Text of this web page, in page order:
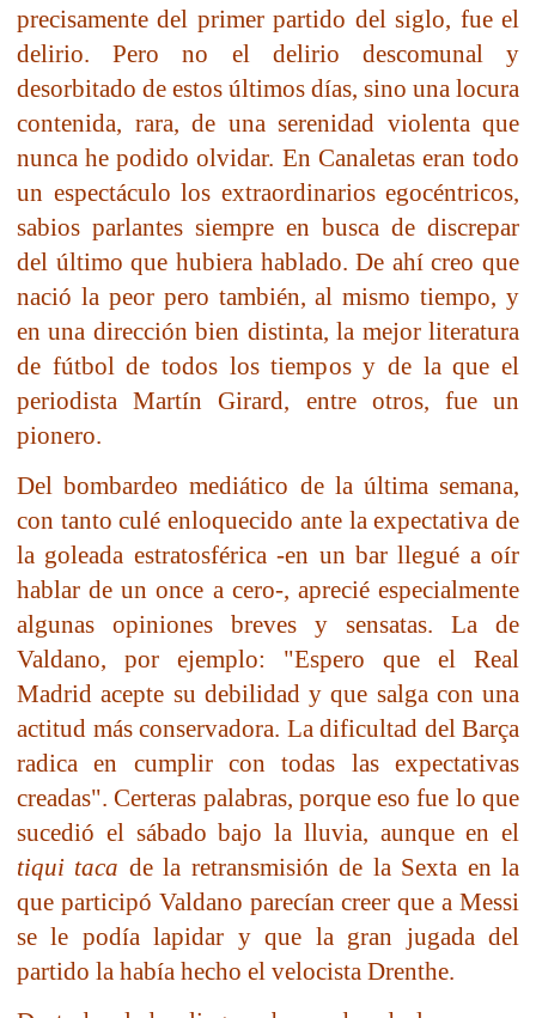
precisamente del primer partido del siglo, fue el
delirio. Pero no el delirio descomunal y
desorbitado de estos últimos días, sino una locura
contenida, rara, de una serenidad violenta que
nunca he podido olvidar. En Canaletas eran todo
un espectáculo los extraordinarios egocéntricos,
sabios parlantes siempre en busca de discrepar
del último que hubiera hablado. De ahí creo que
nació la peor pero también, al mismo tiempo, y
en una dirección bien distinta, la mejor literatura
de fútbol de todos los tiempos y de la que el
periodista Martín Girard, entre otros, fue un
pionero.
Del bombardeo mediático de la última semana,
con tanto culé enloquecido ante la expectativa de
la goleada estratosférica -en un bar llegué a oír
hablar de un once a cero-, aprecié especialmente
algunas opiniones breves y sensatas. La de
Valdano, por ejemplo: "Espero que el Real
Madrid acepte su debilidad y que salga con una
actitud más conservadora. La dificultad del Barça
radica en cumplir con todas las expectativas
creadas". Certeras palabras, porque eso fue lo que
sucedió el sábado bajo la lluvia, aunque en el
tiqui taca de la retransmisión de la Sexta en la
que participó Valdano parecían creer que a Messi
se le podía lapidar y que la gran jugada del
partido la había hecho el velocista Drenthe.